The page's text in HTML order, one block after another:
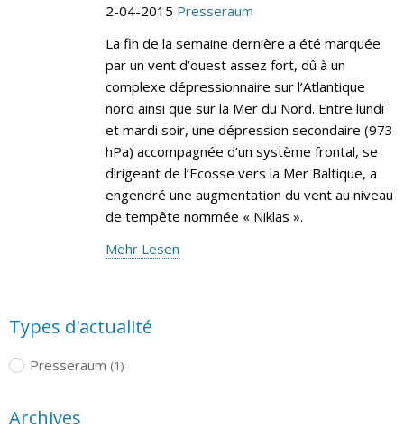
2-04-2015 Presseraum
La fin de la semaine dernière a été marquée
par un vent d’ouest assez fort, dû à un
complexe dépressionnaire sur l’Atlantique
nord ainsi que sur la Mer du Nord. Entre lundi
et mardi soir, une dépression secondaire (973
hPa) accompagnée d’un système frontal, se
dirigeant de l’Ecosse vers la Mer Baltique, a
engendré une augmentation du vent au niveau
de tempête nommée « Niklas ».
Mehr Lesen
Types d'actualité
Presseraum (1)
Archives